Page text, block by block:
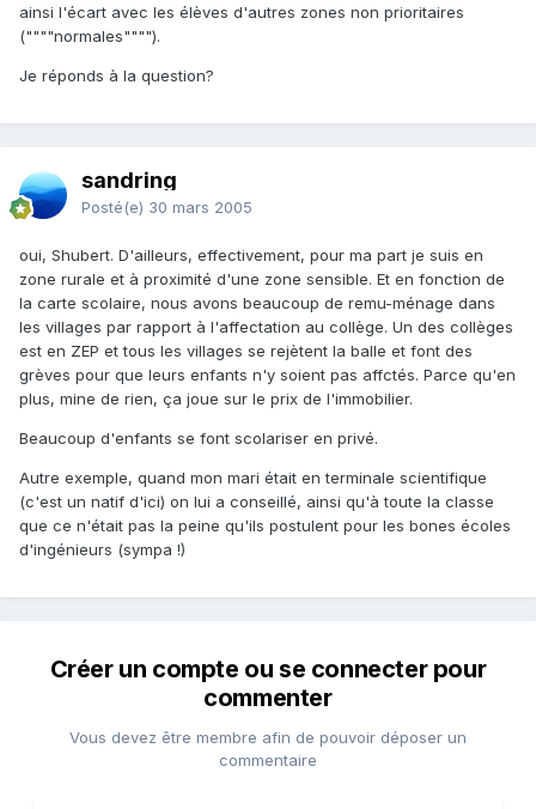
ainsi l'écart avec les élèves d'autres zones non prioritaires
(""""normales"""").
Je réponds à la question?
sandring
Posté(e) 30 mars 2005
oui, Shubert. D'ailleurs, effectivement, pour ma part je suis en
zone rurale et à proximité d'une zone sensible. Et en fonction de
la carte scolaire, nous avons beaucoup de remu-ménage dans
les villages par rapport à l'affectation au collège. Un des collèges
est en ZEP et tous les villages se rejètent la balle et font des
grèves pour que leurs enfants n'y soient pas affctés. Parce qu'en
plus, mine de rien, ça joue sur le prix de l'immobilier.
Beaucoup d'enfants se font scolariser en privé.
Autre exemple, quand mon mari était en terminale scientifique
(c'est un natif d'ici) on lui a conseillé, ainsi qu'à toute la classe
que ce n'était pas la peine qu'ils postulent pour les bones écoles
d'ingénieurs (sympa !)
Créer un compte ou se connecter pour
commenter
Vous devez être membre afin de pouvoir déposer un
commentaire